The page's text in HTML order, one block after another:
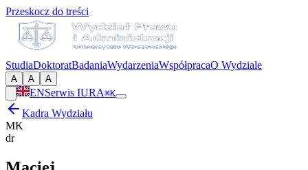
Przeskocz do treści
StudiaDoktoratBadaniaWydarzeniaWspółpracaO Wydziale
A A A
ENSerwis IURA⌘K
Kadra Wydziału
MK
dr